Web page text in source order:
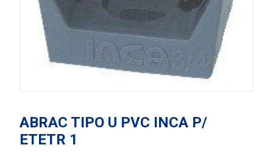
ABRAC TIPO U PVC INCA P/
ETETR 1